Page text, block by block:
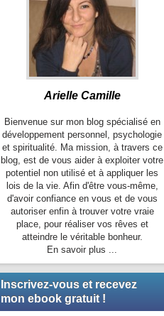
Arielle Camille
Bienvenue sur mon blog spécialisé en
développement personnel, psychologie
et spiritualité. Ma mission, à travers ce
blog, est de vous aider à exploiter votre
potentiel non utilisé et à appliquer les
lois de la vie. Afin d'être vous-même,
d'avoir confiance en vous et de vous
autoriser enfin à trouver votre vraie
place, pour réaliser vos rêves et
atteindre le véritable bonheur.
En savoir plus ...
Inscrivez-vous et recevez
mon ebook gratuit !